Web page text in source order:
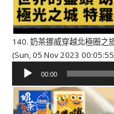
140. 奶茶挪威穿越北極圈之
(Sun, 05 Nov 2023
播
放
00:00